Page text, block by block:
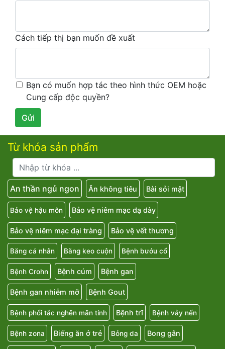
Cách tiếp thị bạn muốn đề xuất
Bạn có muốn hợp tác theo hình thức OEM hoặc
Cung cấp độc quyền?
Gửi
Từ khóa sản phẩm
An thần ngủ ngon Ăn không tiêu Bài sỏi mật
Bảo vệ hậu môn Bảo vệ niêm mạc dạ dày
Bảo vệ niêm mạc đại tràng Bảo vệ vết thương
Băng cá nhân Băng keo cuộn Bệnh bướu cổ
Bệnh Crohn Bệnh cúm Bệnh gan
Bệnh gan nhiễm mỡ Bệnh Gout
Bệnh phổi tắc nghẽn mãn tính Bệnh trĩ Bệnh vảy nến
Bệnh zona Biếng ăn ở trẻ Bỏng da Bong gân